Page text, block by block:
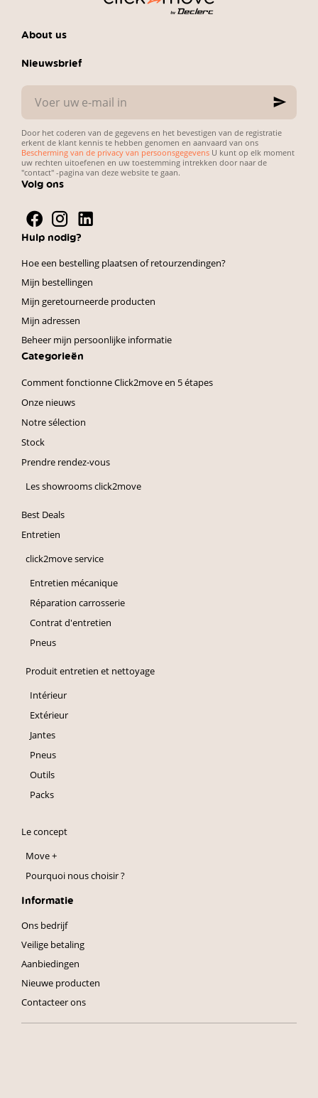
Nieuwsbrief
Voer
e-
mail
in
Door het coderen van de gegevens en het bevestigen van de registratie
erkent de klant kennis te hebben genomen en aanvaard van ons
Bescherming van de privacy van persoonsgegevens U kunt op elk moment
uw rechten uitoefenen en uw toestemming intrekken door naar de
"contact" -pagina van deze website te gaan.
About us
Volg ons
Hulp nodig?
Hoe een bestelling plaatsen of retourzendingen?
Mijn bestellingen
Mijn geretourneerde producten
Mijn adressen
Beheer mijn persoonlijke informatie
Categorieën
Comment fonctionne Click2move en 5 étapes
Onze nieuws
Notre sélection
Stock
Prendre rendez-vous
Les showrooms click2move
Best Deals
Entretien
click2move service
Entretien mécanique
Réparation carrosserie
Contrat d'entretien
Pneus
Produit entretien et nettoyage
Intérieur
Extérieur
Jantes
Pneus
Outils
Packs
Le concept
Move +
Pourquoi nous choisir ?
Informatie
Ons bedrijf
Veilige betaling
Aanbiedingen
Nieuwe producten
Contacteer ons